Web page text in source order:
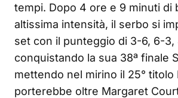
tempi. Dopo 4 ore e 9 minuti di
altissima intensità, il serbo si
set con il punteggio di 3-6, 6-
conquistando la sua 38ª finale
mettendo nel mirino il 25° titolo
porterebbe oltre Margaret